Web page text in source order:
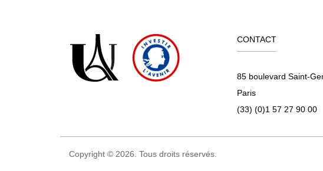
CONTACT
85 boulevard Saint-
Paris
(33) (0)1 57 27 90 00
Copyright © 2026. Tous droits réservés.